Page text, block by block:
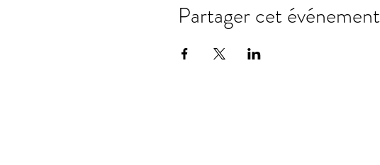
Partager cet événement